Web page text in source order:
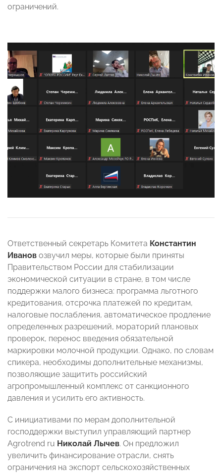
ограничений.
Ответственный секретарь Комитета Константин
Иванов озвучил меры, которые были приняты
Правительством России для стабилизации
экономической ситуации в стране, в том числе
поддержки малого бизнеса: программа льготного
кредитования, отсрочка платежей по кредитам,
налоговые послабления, автоматическое продление
определенных разрешений, мораторий плановых
проверок, перенос введения обязательной
маркировки молочной продукции. Однако, по словам
спикера, необходимы дополнительные механизмы,
позволяющие защитить российский
агропромышленный комплекс от санкционного
давления и усилить его активность.
С инициативами по мерам дополнительной
господдержки выступил управляющий партнер
Agrotrend ru Николай Лычев. Он предложил
увеличить финансирование отрасли, снять
ограничения на экспорт сельскохозяйственных